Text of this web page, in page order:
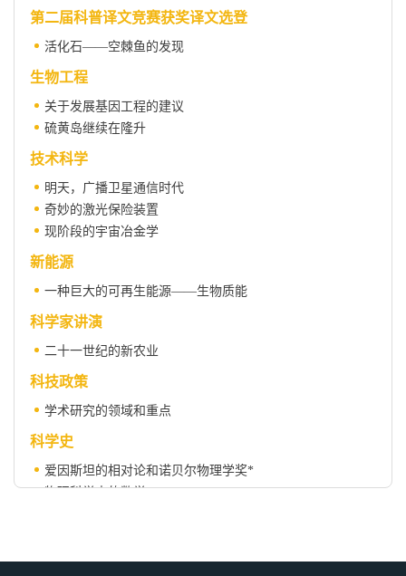
第二届科普译文竞赛获奖译文选登
活化石——空棘鱼的发现
生物工程
关于发展基因工程的建议
硫黄岛继续在隆升
技术科学
明天，广播卫星通信时代
奇妙的激光保险装置
现阶段的宇宙冶金学
新能源
一种巨大的可再生能源——生物质能
科学家讲演
二十一世纪的新农业
科技政策
学术研究的领域和重点
科学史
爱因斯坦的相对论和诺贝尔物理学奖*
物理科学中的数学